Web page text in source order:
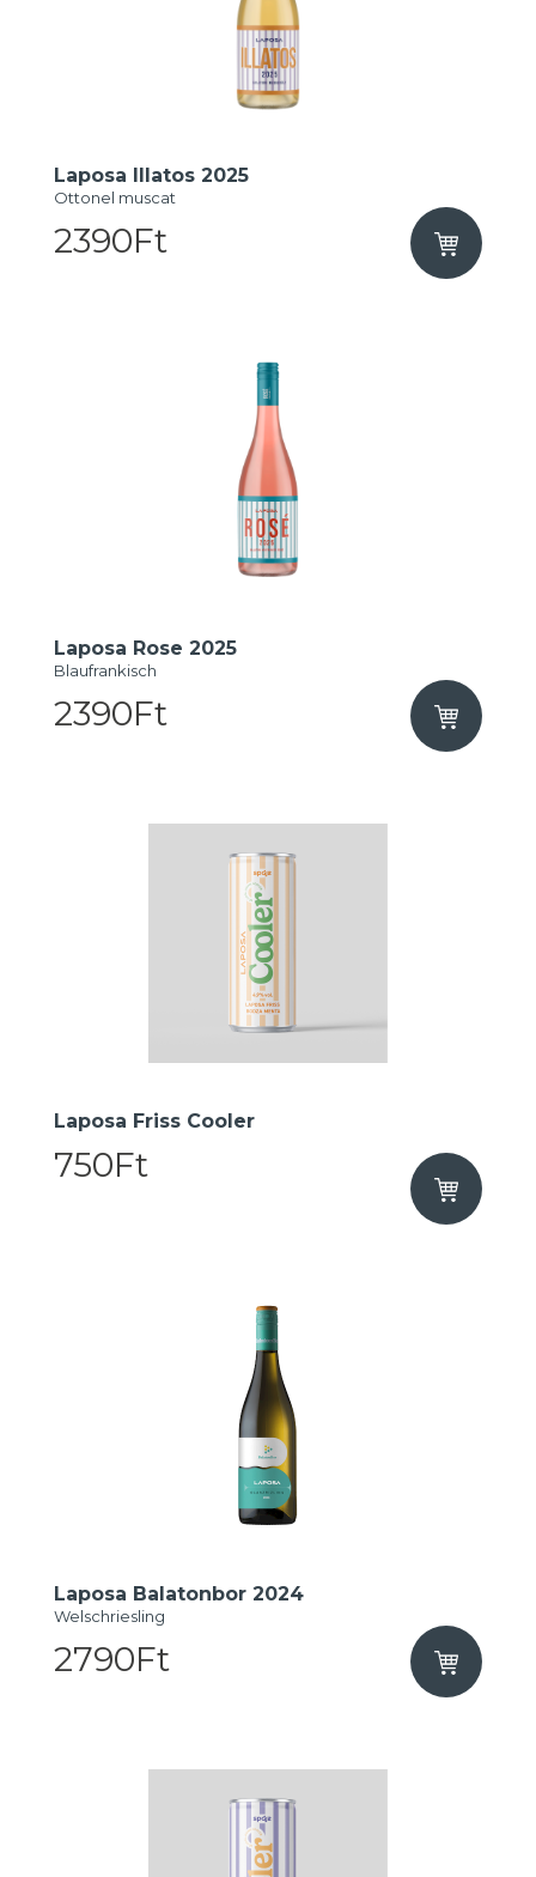
Laposa Illatos 2025
Ottonel muscat
2390Ft
Laposa Rose 2025
Blaufrankisch
2390Ft
Laposa Friss Cooler
750Ft
Laposa Balatonbor 2024
Welschriesling
2790Ft